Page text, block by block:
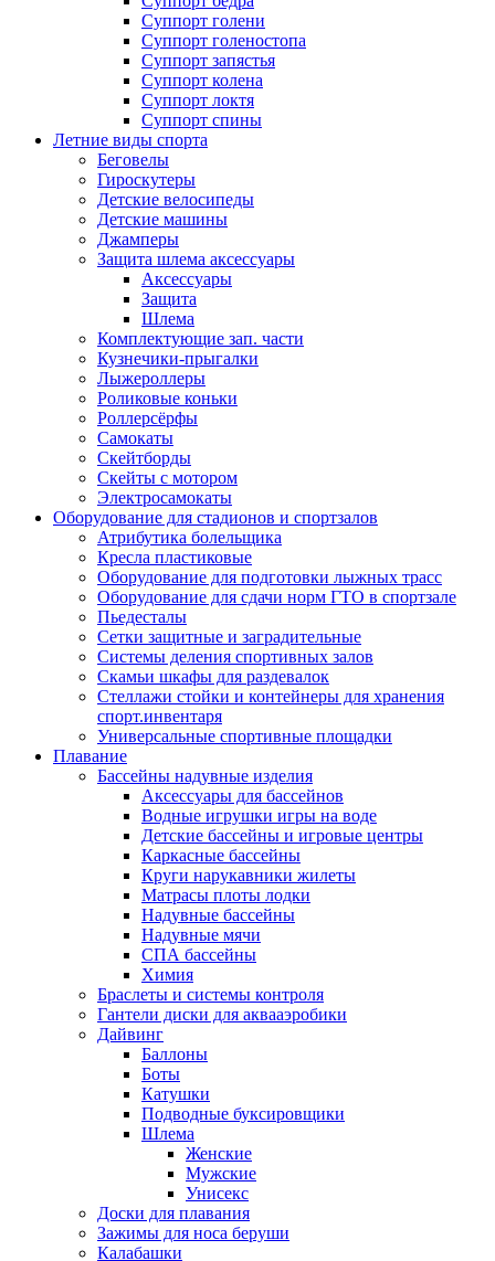
Суппорт голени
Суппорт голеностопа
Суппорт запястья
Суппорт колена
Суппорт локтя
Суппорт спины
Летние виды спорта
Беговелы
Гироскутеры
Детские велосипеды
Детские машины
Джамперы
Защита шлема аксессуары
Аксессуары
Защита
Шлема
Комплектующие зап. части
Кузнечики-прыгалки
Лыжероллеры
Роликовые коньки
Роллерсёрфы
Самокаты
Скейтборды
Скейты с мотором
Электросамокаты
Оборудование для стадионов и спортзалов
Атрибутика болельщика
Кресла пластиковые
Оборудование для подготовки лыжных трасс
Оборудование для сдачи норм ГТО в спортзале
Пьедесталы
Сетки защитные и заградительные
Системы деления спортивных залов
Скамьи шкафы для раздевалок
Стеллажи стойки и контейнеры для хранения
спорт.инвентаря
Универсальные спортивные площадки
Плавание
Бассейны надувные изделия
Аксессуары для бассейнов
Водные игрушки игры на воде
Детские бассейны и игровые центры
Каркасные бассейны
Круги нарукавники жилеты
Матрасы плоты лодки
Надувные бассейны
Надувные мячи
СПА бассейны
Химия
Браслеты и системы контроля
Гантели диски для аквааэробики
Дайвинг
Баллоны
Боты
Катушки
Подводные буксировщики
Шлема
Женские
Мужские
Унисекс
Доски для плавания
Зажимы для носа беруши
Калабашки